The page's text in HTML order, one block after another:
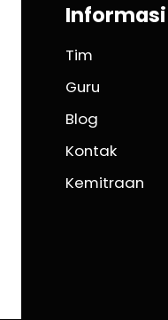
Informasi
Tim
Guru
Blog
Kontak
Kemitraan